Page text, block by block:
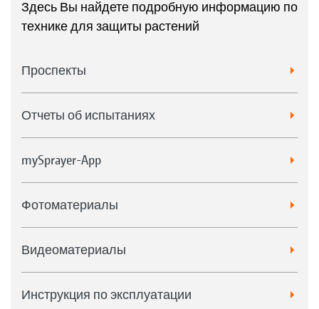
Здесь Вы найдете подробную информацию по
технике для защиты растений
Проспекты
Отчеты об испытаниях
mySprayer-App
Фотоматериалы
Видеоматериалы
Инструкция по эксплуатации